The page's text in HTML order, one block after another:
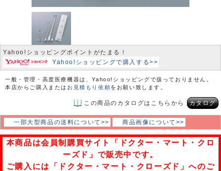
Yahoo!ショッピングポイントがたまる！
Yahoo!ショッピングで購入する>>
一般・管理・高度医療機器は、Yahoo!ショッピングで扱っておりません。
本店からご購入または お見積もり依頼をお願い致します。
この商品のカタログはこちらから カタログ
一部大型商品の送料について>> 商品画像について>>
本商品は会員制購買サイト「ドクター・マート・クロ
ーズド」で販売中です。
ご購入には「ドクター・マート・クローズド」へのご